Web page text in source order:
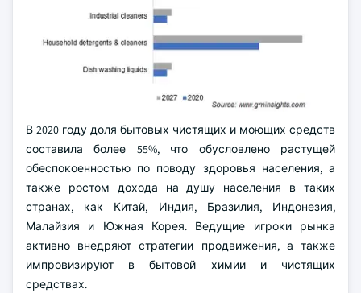
В 2020 году доля бытовых чистящих и моющих средств
составила более 55%, что обусловлено растущей
обеспокоенностью по поводу здоровья населения, а
также ростом дохода на душу населения в таких
странах, как Китай, Индия, Бразилия, Индонезия,
Малайзия и Южная Корея. Ведущие игроки рынка
активно внедряют стратегии продвижения, а также
импровизируют в бытовой химии и чистящих
средствах.